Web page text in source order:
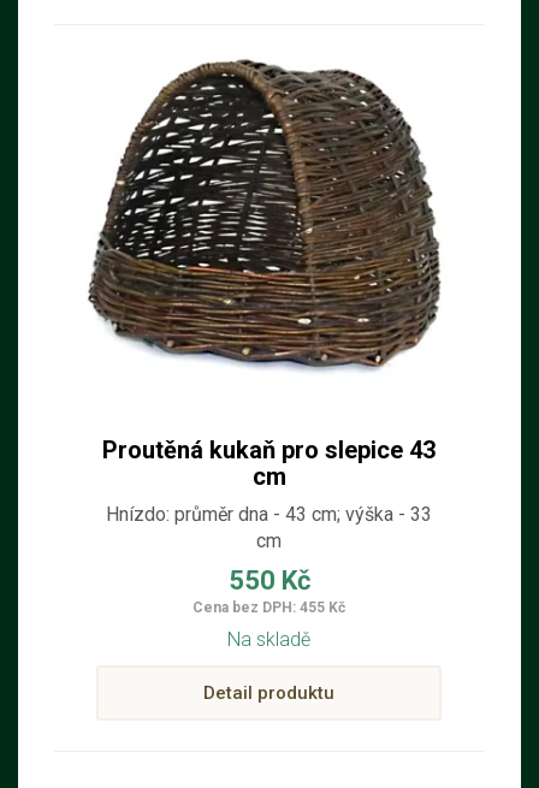
Proutěná kukaň pro slepice 43
cm
Hnízdo: průměr dna - 43 cm; výška - 33
cm
550 Kč
Cena bez DPH: 455 Kč
Na skladě
Detail produktu